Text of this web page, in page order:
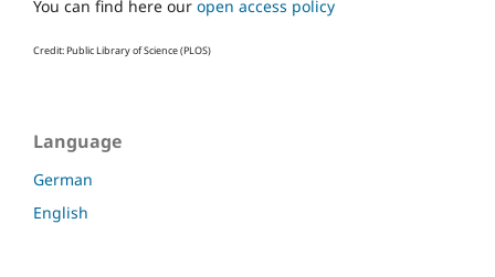
You can find here our open access policy
Credit: Public Library of Science (PLOS)
Language
German
English